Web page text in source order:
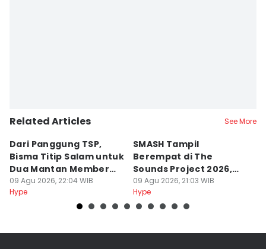
Related Articles See More
Dari Panggung TSP,
Bisma Titip Salam untuk
Dua Mantan Member
SMASH
09 Agu 2026, 22:04 WIB
Hype
SMASH Tampil
Berempat di The
Sounds Project 2026,
Rafael Sakit DBD-Tipes
09 Agu 2026, 21:03 WIB
Hype